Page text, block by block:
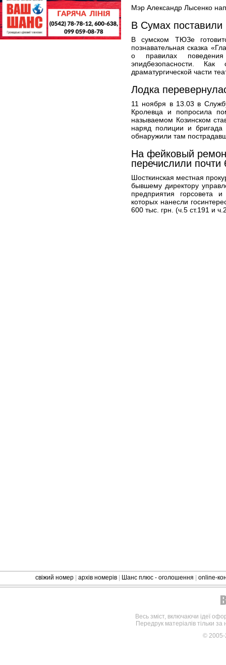
Мэр Александр Лысенко
В Сумах поставили
В сумском ТЮЗе
познавательная сказка
о правилах
эпидбезопасности. Как
драматургической части
Лодка
11 ноября в 13.03 в
Кролевца и попросила
называемом Козинском
наряд полиции и
обнаружили там
На фейковый
перечислили почти
Шосткинская местная
бывшему директору
предприятия горсовета
которых нанесли
600 тыс. грн. (ч.5 ст.191 и
свіжий номер архів номерів Шанс плюс - оголошення online-
Весь зміст, включаючи ідеї
Передрук матеріалів тільки
©